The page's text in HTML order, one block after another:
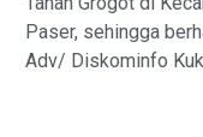
Paser, sehingga
Adv/ Diskominfo